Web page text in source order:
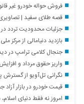
فروش حواله خودرو غیر
قصه طلای سفید | تصاویری از
جزئیات محدودیت تردد در
بازدید دنیامالی از مرکز
جنجال کلامی ترامپ در
واریز حقوق مرداد و افزایش
نگرانی تل‌آویو از گسترش
قیمت خودرو در بازار آزاد جمعه
امروز نه فقط دنیای